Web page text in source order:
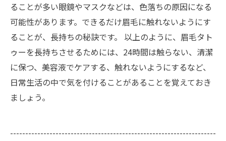
ることが多い眼鏡やマスクなどは、色落ちの原因になる
可能性があります。できるだけ眉毛に触れないようにす
ることが、長持ちの秘訣です。 以上のように、眉毛タト
ゥーを長持ちさせるためには、24時間は触らない、清潔
に保つ、美容液でケアする、触れないようにするなど、
日常生活の中で気を付けることがあることを覚えておき
ましょう。
--------------------------------------------------------------------